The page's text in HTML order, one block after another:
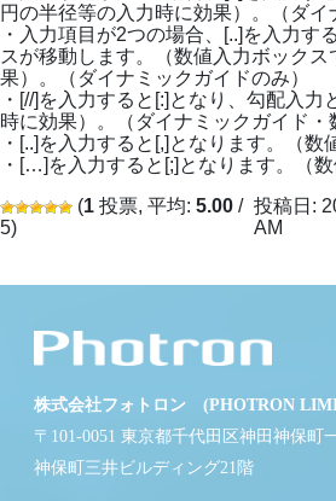
円の半径等の入力時に効果）。（ダイ
・入力項目が2つの場合、[..]を入力す
スが移動します。（数値入力ボックス
果）。（ダイナミックガイドのみ）
・[//]を入力すると[:]となり、勾配入力
時に効果）。（ダイナミックガイド・
・[..]を入力すると[,]となります。（数
・[…]を入力すると[;]となります。（数
(1 投票, 平均: 5.00 /
5)
投稿日:
AM
株式会社フォトロン (PHOTRON
〒101-0051 東京都千代田区神田神保町
神保町三井ビルディング21階